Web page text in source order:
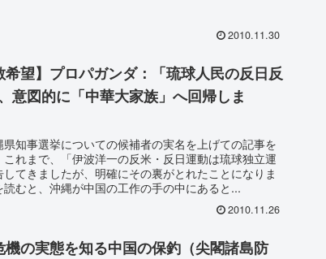
2010.11.30
望】プロパガンダ：「琉球人民の反日反
意図的に「中華大家族」へ回帰しま
知事選挙についての候補者の実名を上げての記事を
これまで、「伊波洋一の反米・反日運動は琉球独立運
てきましたが、明確にその裏がとれたことになりま
むと、沖縄が中国の工作の手の中にあると...
2010.11.26
の実態を知る中国の保釣（尖閣諸島防